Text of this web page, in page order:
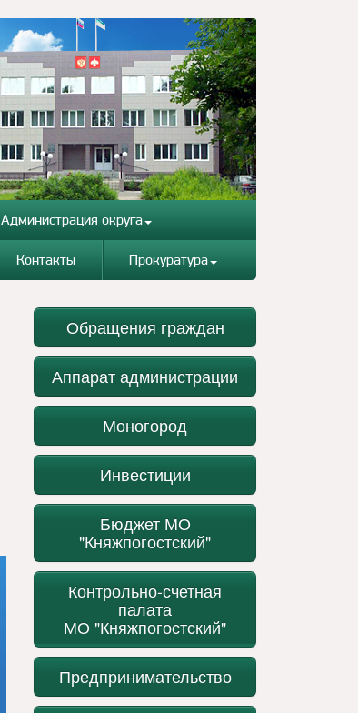
Администрация округа
Контакты Прокуратура
Обращения граждан
Аппарат администрации
Моногород
Инвестиции
Бюджет МО
"Княжпогостский"
Контрольно-счетная
палата
МО "Княжпогостский"
Предпринимательство